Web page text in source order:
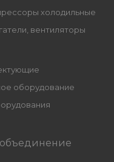
холодильные
вентиляторы
оборудование